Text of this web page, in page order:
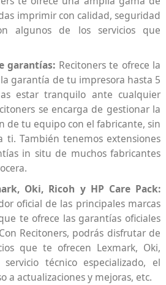
imprimir con calidad, seguridad
algunos de los servicios que
garantías: Recitoners te ofrece la
garantía de tu impresora hasta 5
estar tranquilo ante cualquier
se encarga de gestionar la
de tu equipo con el fabricante, sin
ti. También tenemos extensiones
in situ de muchos fabricantes
Oki, Ricoh y HP Care Pack:
oficial de las principales marcas
te ofrece las garantías oficiales
Recitoners, podrás disfrutar de
que te ofrecen Lexmark, Oki,
técnico especializado, el
a actualizaciones y mejoras, etc.